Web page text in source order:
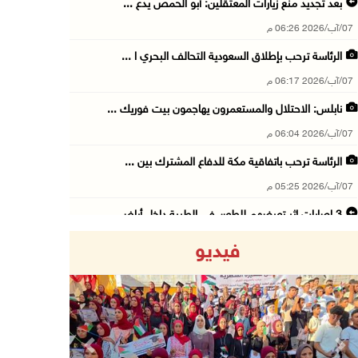
بعد تجديد منع زيارات المعتقلين: أبو الحمص يدع ...
07/آب/2026 06:26 م
الرئاسة ترحب بإطلاق السعودية التحالف البحري ا ...
07/آب/2026 06:17 م
نابلس: الاحتلال والمستعمرون يهاجمون بيت فوريك ...
07/آب/2026 06:04 م
الرئاسة ترحب باتفاقية مكة للدفاع المشترك بين ...
07/آب/2026 05:25 م
3 إصابات إثر تعرضهم للطعن في الطيبة داخل أراض ...
07/آب/2026 03:31 م
السعودية وتركيا وباكستان توقع اتفاقية مكة للد ...
07/آب/2026 02:38 م
فيديو
Previous Next